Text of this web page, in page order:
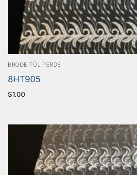
BRODE TÜL PERDE
8HT905
$1.00